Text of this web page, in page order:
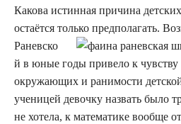
Какова истинная причина
остаётся только предполагать.
Раневско
й в юные годы привело к чувству
окружающих и ранимости
ученицей девочку назвать было
не хотела, к математике вообще